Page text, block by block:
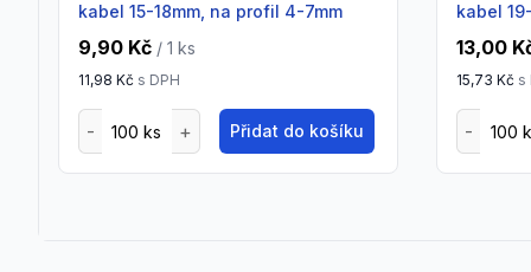
kabel 15-18mm, na profil 4-7mm
9,90 Kč / 1 ks
11,98 Kč s DPH
Přidat do košíku
kabel
13,00
15,73 Kč s